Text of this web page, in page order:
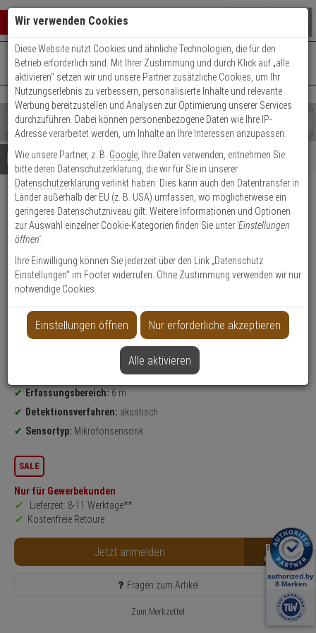
Warenkorb schließen
0 ARTIKEL IM WARENKORB
Ihr Warenkorb ist momentan leer.
Ergebnisse ()
Fertig
Shop
durchsuchen
Bitte
geben
Sie
mindestens
Zeichen
ein,
um
Suche
Es
wurde
noch
Kategorien
Suche
gestartet
+49 (0)821 899 493-0Mo. - Do.: 8:00 - 16:30 | Fr.: 8:00 - 14:00 Uhr
Kontaktservice nutzen
Details Beratung
Satel Indigo akustischer
Glasbruchmelder
Produktmerkmale
Datenblatt drucken
Produktinformationen
Glasbruchmelder
Fenster, Fenstertür
Statusanzeige, Glasbruch melden
Erfassungsbereich:6 m
Detektionsverfahren: akustisch
Sensortyp: Mikrofonsensorik
SALE
Nur für Gewerbekunden
Lieferzeit: 8-11 Werktage**
Kostenfreie Retoure
Jetzt anmelden B2B
Fragen zum Artikel
Zum Merkzettel
Wir verwenden Cookies
Diese Website nutzt Cookies und ähnliche Technologien, die für den
Betrieb erforderlich sind. Mit Ihrer Zustimmung und durch Klick auf „alle
aktivieren“ setzen wir und unsere Partner zusätzliche Cookies, um Ihr
Nutzungserlebnis zu verbessern, personalisierte Inhalte und relevante
Werbung bereitzustellen und Analysen zur Optimierung unserer Services
durchzuführen. Dabei können personenbezogene Daten wie Ihre IP-
Adresse verarbeitet werden, um Inhalte an Ihre Interessen anzupassen.
Wie unsere Partner, z. B. Google , Ihre Daten verwenden, entnehmen Sie
bitte deren Datenschutzerklärung, die wir für Sie in unserer
Datenschutzerklärung verlinkt haben. Dies kann auch den Datentransfer in
Länder außerhalb der EU (z. B. USA) umfassen, wo möglicherweise ein
geringeres Datenschutzniveau gilt. Weitere Informationen und Optionen
zur Auswahl einzelner Cookie-Kategorien finden Sie unter 'Einstellungen
öffnen'.
Ihre Einwilligung können Sie jederzeit über den Link „Datenschutz
Einstellungen“ im Footer widerrufen. Ohne Zustimmung verwenden wir nur
notwendige Cookies.
Einstellungen öffnen Nur erforderliche akzeptieren
Alle aktivieren